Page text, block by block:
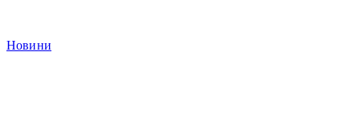
Новини